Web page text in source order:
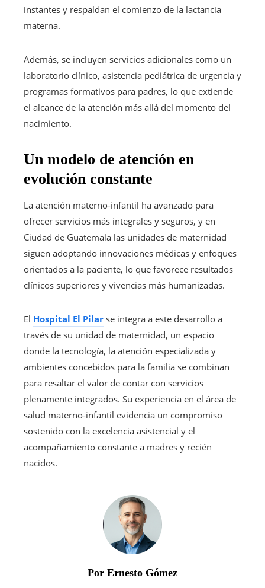
instantes y respaldan el comienzo de la lactancia
materna.
Además, se incluyen servicios adicionales como un
laboratorio clínico, asistencia pediátrica de urgencia y
programas formativos para padres, lo que extiende
el alcance de la atención más allá del momento del
nacimiento.
Un modelo de atención en
evolución constante
La atención materno-infantil ha avanzado para
ofrecer servicios más integrales y seguros, y en
Ciudad de Guatemala las unidades de maternidad
siguen adoptando innovaciones médicas y enfoques
orientados a la paciente, lo que favorece resultados
clínicos superiores y vivencias más humanizadas.
El Hospital El Pilar se integra a este desarrollo a
través de su unidad de maternidad, un espacio
donde la tecnología, la atención especializada y
ambientes concebidos para la familia se combinan
para resaltar el valor de contar con servicios
plenamente integrados. Su experiencia en el área de
salud materno-infantil evidencia un compromiso
sostenido con la excelencia asistencial y el
acompañamiento constante a madres y recién
nacidos.
Por Ernesto Gómez